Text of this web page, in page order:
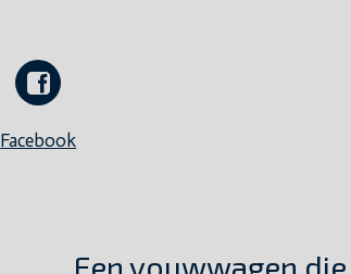
Facebook
Een vouwwagen die